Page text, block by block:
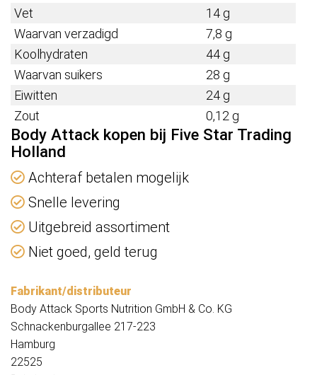
Vet
14 g
Waarvan verzadigd
7,8 g
Koolhydraten
44 g
Waarvan suikers
28 g
Eiwitten
24 g
Zout
0,12 g
Body Attack kopen bij Five Star Trading
Holland
Achteraf betalen mogelijk
Snelle levering
Uitgebreid assortiment
Niet goed, geld terug
Fabrikant/distributeur
Body Attack Sports Nutrition GmbH & Co. KG
Schnackenburgallee 217-223
Hamburg
22525